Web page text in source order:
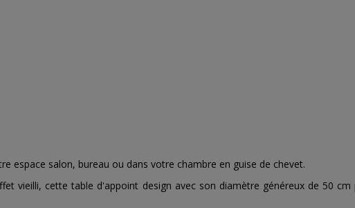
espace salon, bureau ou dans votre chambre en guise de chevet.
vieilli, cette table d'appoint design avec son diamètre généreux de 50